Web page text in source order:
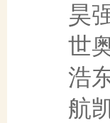
昊强
世奥
浩东
航凯